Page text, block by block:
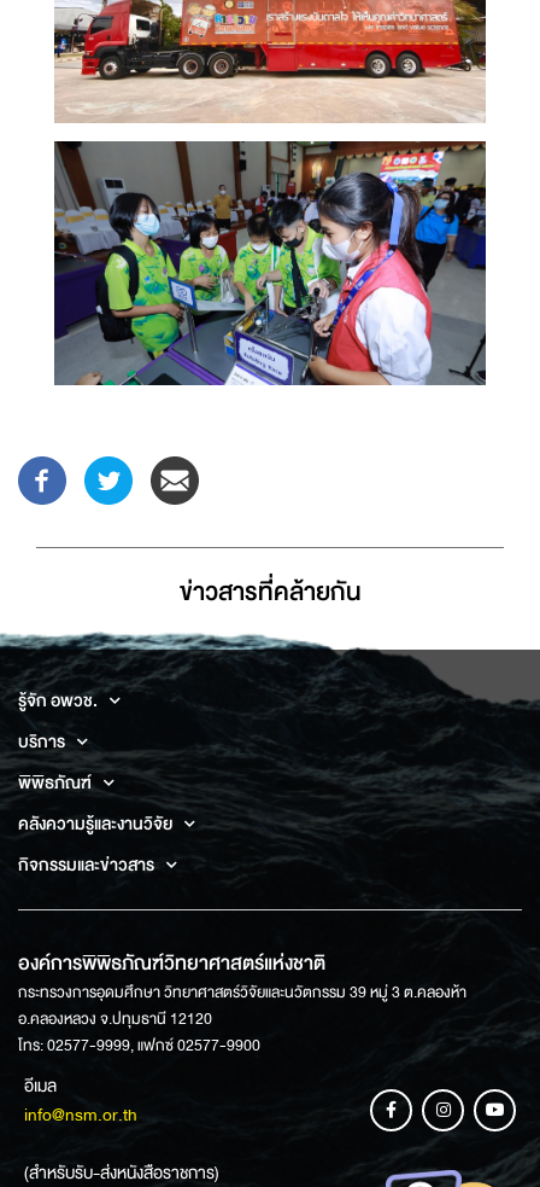
ข่าวสารที่่คล้ายกัน
รู้จัก อพวช.
บริการ
พิพิธภัณฑ์
คลังความรู้และงานวิจัย
กิจกรรมและข่าวสาร
องค์การพิพิธภัณฑ์วิทยาศาสตร์แห่งชาติ
กระทรวงการอุดมศึกษา วิทยาศาสตร์วิจัยและนวัตกรรม 39 หมู่ 3 ต.คลองห้า
อ.คลองหลวง จ.ปทุมธานี 12120
โทร: 02577-9999, แฟกซ์ 02577-9900
อีเมล
info@nsm.or.th
(สำหรับรับ-ส่งหนังสือราชการ)